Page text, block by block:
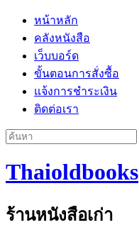
หน้าหลัก
คลังหนังสือ
เว็บบอร์ด
ขั้นตอนการสั่งซื้อ
แจ้งการชำระเงิน
ติดต่อเรา
Thaioldbooks
ร้านหนังสือเก่า